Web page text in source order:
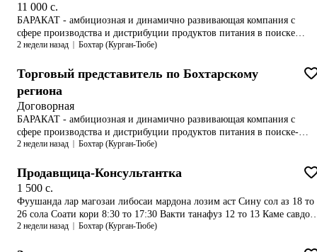
11 000 c.
БАРАКАТ - амбициозная и динамично развивающая компания с
сфере производства и дистрибуции продуктов питания в поиске
опытного – Супервайзера города Бохтар.Обязанности:•
регионе;• Выполнение плана продаж; • Разработка и реализация
планов действий территории, направленных на организацию продаж
продукции в установленные сроки, в количестве и ассортименте,
предусмотренном планом продаж;• Разработка планов продаж,
отгрузки и прихода денежных средств по региону для каждого
торгового представителя;• Проведение переговоров и заключение
договоров на поставку продукции с клиентами;• Контроль
еженедельно, ежедневно);• Принятие мер по обеспечению
своевременного поступления денежных средств за реализованную
продукцию (анализ и контроль дебиторской задолженности
разработка мероприятий по ее сокращению);• Обучение и развитие
торговой команды;• Анализ рынка и конкурентов;• Обеспечение
клиентской базы;• Поиск и подбор торговой команды;•
2 недели назад Бохтар (Курган-Тюбе)
Торговый представитель по Бохтарскому
региона
Договорная
БАРАКАТ - амбициозная и динамично развивающая компания с
сфере производства и дистрибуции продуктов питания в поиске-
Торгового представителя !Обязанности:- посещение торговых точек
активное продвижение товаров, продажи;- активная работа с
действующей клиентской базой;- поиск и привлечение новых
клиентов;- мерчандайзинг по стандартам компании;- предоставление
отчетности;Требования:- наличие смартфона;- высокая
работоспособность, мобильность;- коммуникабельность,
ответственность, исполнительность;- желание расти и развиваться;-
2 недели назад Бохтар (Курган-Тюбе)
Продавщица-Консультантка
1 500 c.
Фуушанда лар магозаи либосаи мардона лозим аст Сину сол аз 18 то
26 сола Соати кори 8:30 то 17:30 Вакти танафуз 12 то 13 Каме
фахмад, муомила карда тавонад Бехтараш аз навор гирифтан шарм
2 недели назад Бохтар (Курган-Тюбе)